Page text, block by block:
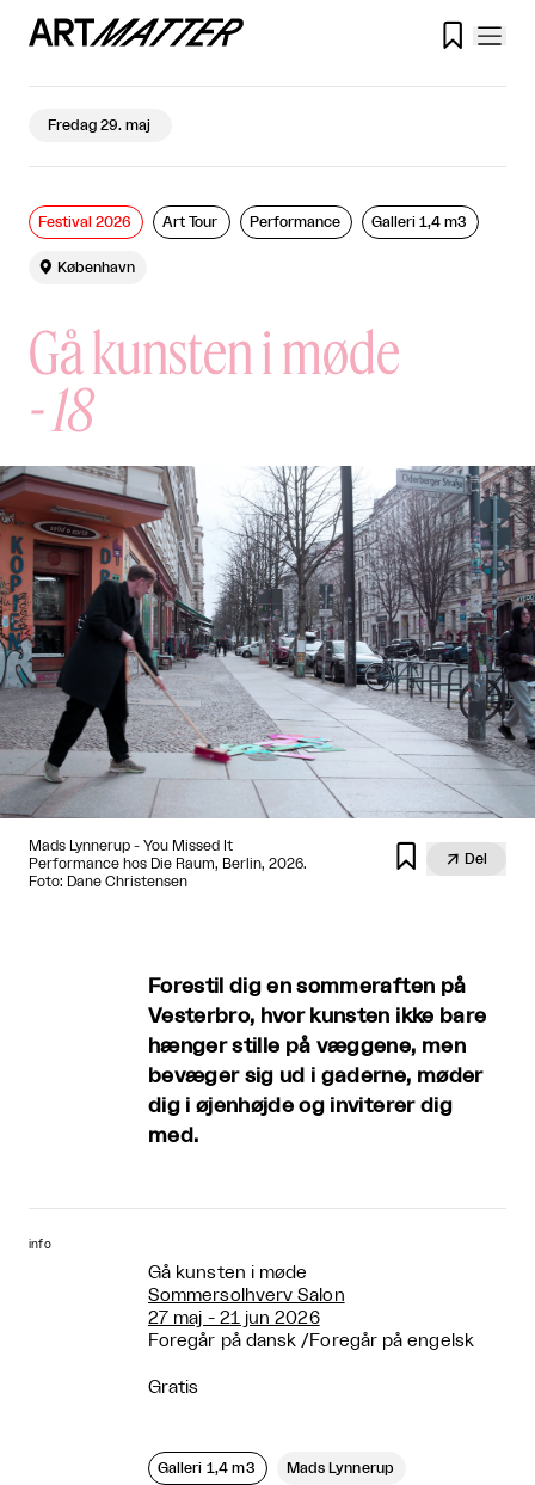

Fredag 29. maj
Gå kunsten i møde
-18
Festival 2026 Art Tour Performance Galleri 1,4 m3
 København
Mads Lynnerup - You Missed It
Performance hos Die Raum, Berlin, 2026.
Foto: Dane Christensen
  Del
Forestil dig en sommeraften på
Vesterbro, hvor kunsten ikke bare
hænger stille på væggene, men
bevæger sig ud i gaderne, møder
dig i øjenhøjde og inviterer dig
med.
info
Gå kunsten i møde
Sommersolhverv Salon
27 maj - 21 jun 2026
Foregår på dansk /Foregår på engelsk
Gratis
Galleri 1,4 m3 Mads Lynnerup